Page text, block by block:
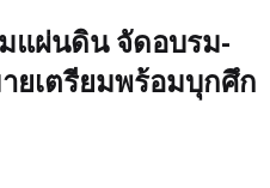
แผ่นดิน จัดอบรม-
ยเตรียมพร้อมบุกศึก